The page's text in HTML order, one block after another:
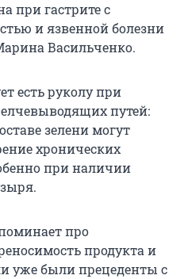
при гастрите с
и язвенной болезни
Васильченко.
есть руколу при
путей:
зелени могут
хронических
при наличии
про
продукта и
уже были прецеденты с